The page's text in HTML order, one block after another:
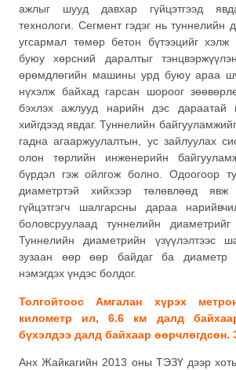
ажлыг шууд давхар гүйцэтгээд
технологи. Сегмент гэдэг нь туннелийн
угсармал төмөр бетон бүтээцийг
буюу хөрсний даралтыг
өрөмдлөгийн машины урд буюу араа
нүхэлж байхад гарсан шороог
бэхлэх ажлууд нарийн дэс
хийгдээд явдаг. Туннелийн
гадна агааржуулалтын, ус зайлуулах
олон төрлийн инженерийн
бүрдэл гэж ойлгож болно. Одоогоор
диаметртэй хийхээр төлөвлөөд
гүйцэтгэгч шалгарсны дараа
боловсруулаад туннелийн
Туннелийн диаметрийн үзүүлэлтээс
зузаан өөр өөр байдаг ба диаметр
нэмэгдэх үндэс болдог.
Толгойтоос Амгалан хүрэх
километр ил, 6.6 км далд
бүхэлдээ далд байхаар өөрчлөгдсөн.
Анх Жайкагийн 2013 оны ТЭЗҮ дээр